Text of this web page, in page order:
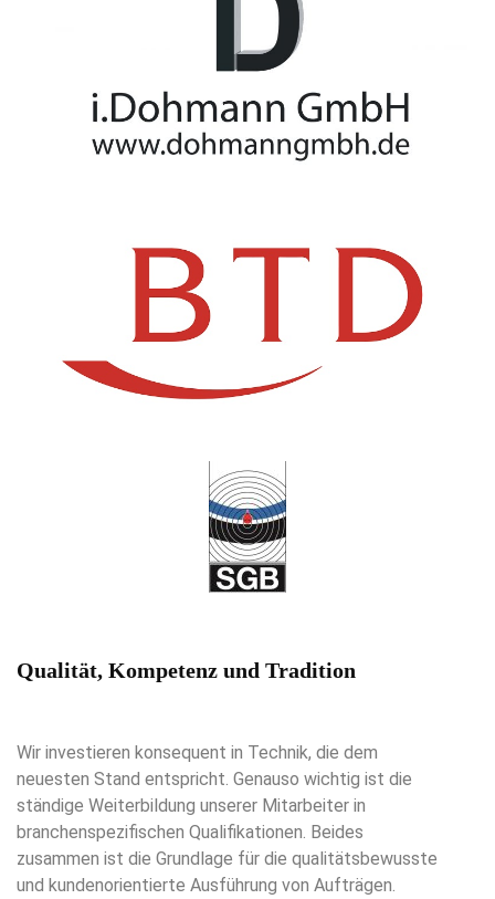
Qualität, Kompetenz und Tradition
Wir investieren konsequent in Technik, die dem
neuesten Stand entspricht. Genauso wichtig ist die
ständige Weiterbildung unserer Mitarbeiter in
branchenspezifischen Qualifikationen. Beides
zusammen ist die Grundlage für die qualitätsbewusste
und kundenorientierte Ausführung von Aufträgen.